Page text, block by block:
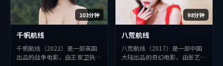
103分钟
千帆航线
千帆航线（2022）是一部英国
出品的战争电影，由王家卫执
98分钟
八荒航线
八荒航线（2017）是一部中国
大陆出品的奇幻电影，由张艺谋